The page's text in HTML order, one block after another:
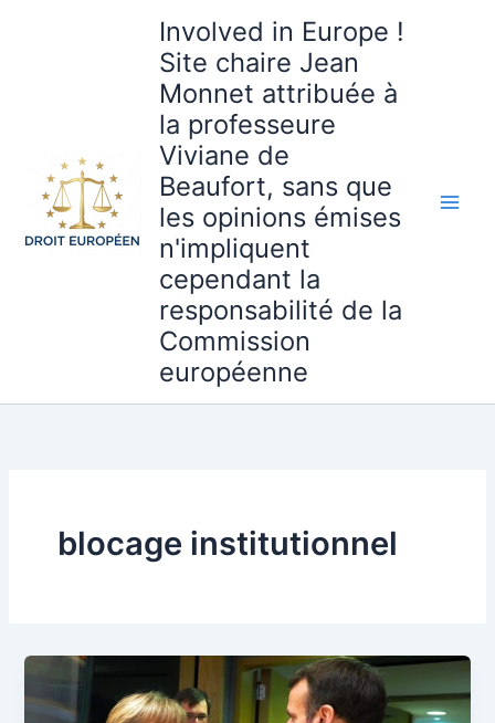
Involved in Europe !
Site chaire Jean
Monnet attribuée à
la professeure
Viviane de
Beaufort, sans que
les opinions émises
n'impliquent
cependant la
responsabilité de la
Commission
européenne
blocage institutionnel